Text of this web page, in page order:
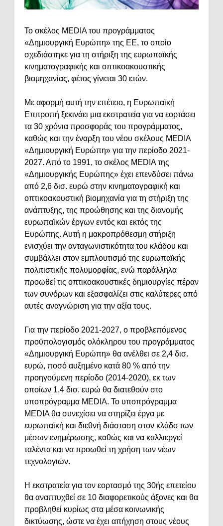
Το σκέλος MEDIA του προγράμματος
«Δημιουργική Ευρώπη» της ΕΕ, το οποίο
σχεδιάστηκε για τη στήριξη της ευρωπαϊκής
κινηματογραφικής και οπτικοακουστικής
βιομηχανίας, φέτος γίνεται 30 ετών.
Με αφορμή αυτή την επέτειο, η Ευρωπαϊκή
Επιτροπή ξεκινάει μια εκστρατεία για να εορτάσει
τα 30 χρόνια προσφοράς του προγράμματος,
καθώς και την έναρξη του νέου σκέλους MEDIA
«Δημιουργική Ευρώπη» για την περίοδο 2021-
2027. Από το 1991, το σκέλος MEDIA της
«Δημιουργικής Ευρώπης» έχει επενδύσει πάνω
από 2,6 δισ. ευρώ στην κινηματογραφική και
οπτικοακουστική βιομηχανία για τη στήριξη της
ανάπτυξης, της προώθησης και της διανομής
ευρωπαϊκών έργων εντός και εκτός της
Ευρώπης. Αυτή η μακροπρόθεσμη στήριξη
ενισχύει την ανταγωνιστικότητα του κλάδου και
συμβάλλει στον εμπλουτισμό της ευρωπαϊκής
πολιτιστικής πολυμορφίας, ενώ παράλληλα
προωθεί τις οπτικοακουστικές δημιουργίες πέραν
των συνόρων και εξασφαλίζει στις καλύτερες από
αυτές αναγνώριση για την αξία τους.
Για την περίοδο 2021-2027, ο προβλεπόμενος
προϋπολογισμός ολόκληρου του προγράμματος
«Δημιουργική Ευρώπη» θα ανέλθει σε 2,4 δισ.
ευρώ, ποσό αυξημένο κατά 80 % από την
προηγούμενη περίοδο (2014-2020), εκ των
οποίων 1,4 δισ. ευρώ θα διατεθούν στο
υποπρόγραμμα MEDIA. Το υποπρόγραμμα
MEDIA θα συνεχίσει να στηρίζει έργα με
ευρωπαϊκή και διεθνή διάσταση στον κλάδο των
μέσων ενημέρωσης, καθώς και να καλλιεργεί
ταλέντα και να προωθεί τη χρήση των νέων
τεχνολογιών.
Η εκστρατεία για τον εορτασμό της 30ής επετείου
θα αναπτυχθεί σε 10 διαφορετικούς άξονες και θα
προβληθεί κυρίως στα μέσα κοινωνικής
δικτύωσης, ώστε να έχει απήχηση στους νέους